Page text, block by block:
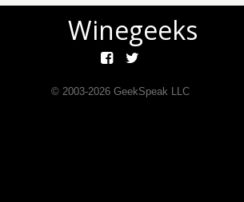
Winegeeks
© 2003-2026GeekSpeak LLC